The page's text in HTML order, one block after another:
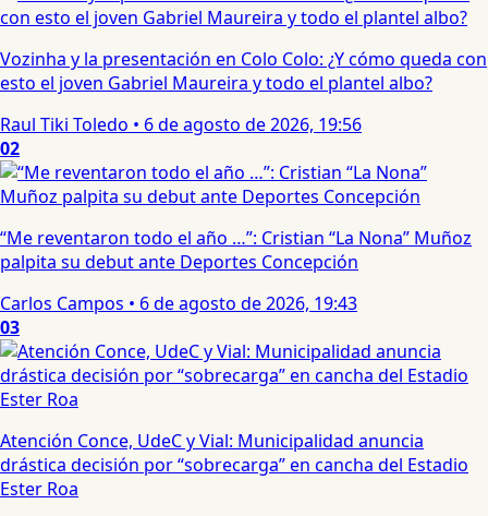
Vozinha y la presentación en Colo Colo: ¿Y cómo queda con
esto el joven Gabriel Maureira y todo el plantel albo?
Raul Tiki Toledo • 6 de agosto de 2026, 19:56
02
“Me reventaron todo el año …”: Cristian “La Nona” Muñoz
palpita su debut ante Deportes Concepción
Carlos Campos • 6 de agosto de 2026, 19:43
03
Atención Conce, UdeC y Vial: Municipalidad anuncia
drástica decisión por “sobrecarga” en cancha del Estadio
Ester Roa